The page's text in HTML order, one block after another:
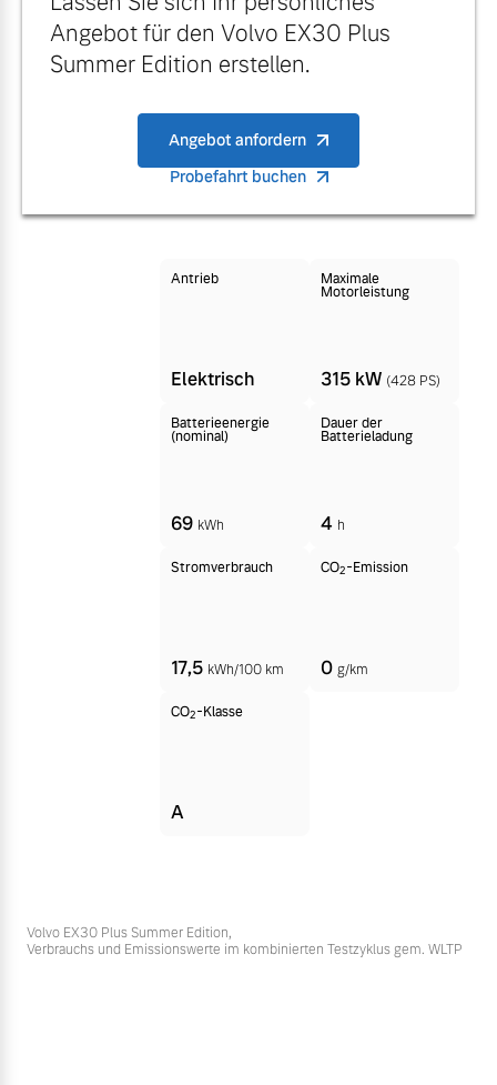
Mehr erfahren
Finanzierung & Leasing
Versicherung
Angebot für den Volvo EX30 Plus
Summer Edition erstellen.
Angebot anfordern
Probefahrt buchen
Antrieb
Elektrisch
Maximale
Motorleistung
315 kW (428 PS)
Batterieenergie
(nominal)
69 kWh
Dauer der
Batterieladung
4 h
Stromverbrauch
17,5 kWh/100 km
CO2-Emission
0 g/km
CO2-Klasse
A
Volvo EX30 Plus Summer Edition,
Verbrauchs und Emissionswerte im kombinierten Testzyklus gem. WLTP